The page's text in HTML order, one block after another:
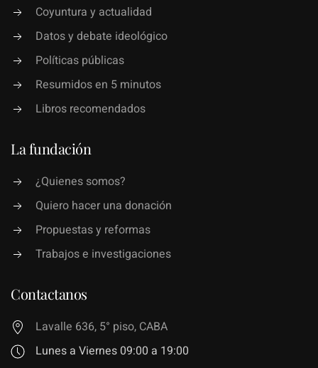
Coyuntura y actualidad
Datos y debate ideológico
Políticas públicas
Resumidos en 5 minutos
Libros recomendados
La fundación
¿Quienes somos?
Quiero hacer una donación
Propuestas y reformas
Trabajos e investigaciones
Contactanos
Lavalle 636, 5° piso, CABA
Lunes a Viernes 09:00 a 19:00